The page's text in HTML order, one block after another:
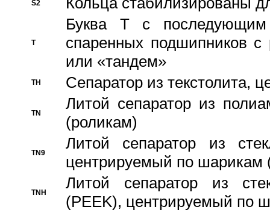
S2
T
Буква T с
спаренных подшипников
или «тандем»
TH Сепаратор из текстолита,
TN
Литой сепаратор из
(роликам)
TN9
Литой сепаратор из
центрируемый по шарикам
TNH
Литой сепаратор из
(PEEK), центрируемый по